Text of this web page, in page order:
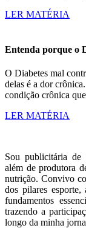
LER MATÉRIA
Entenda porque o
O Diabetes mal
delas é a dor
condição crônica
LER MATÉRIA
Sou publicitária de
além de produtora
nutrição. Convivo
dos pilares esporte,
fundamentos
trazendo a
longo da minha